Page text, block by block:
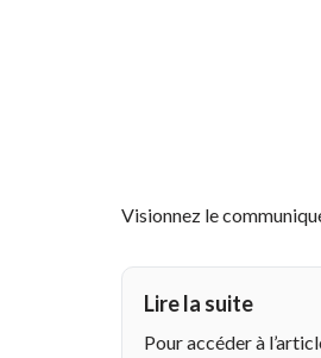
Visionnez le
Lire la suite
Pour accéder à